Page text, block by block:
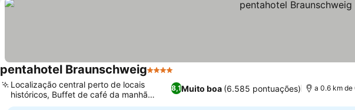
pentahotel Braunschweig4 Estrelas
8,1Muito boa (6.585 pontuações)
Localização central perto de locais
históricos, Buffet de café da manhã
delicioso e variado
a 0.6 km